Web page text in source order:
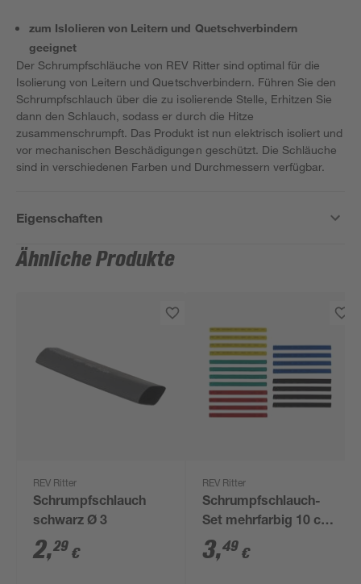
zum Islolieren von Leitern und Quetschverbindern
geeignet
Der Schrumpfschläuche von REV Ritter sind optimal für die
Isolierung von Leitern und Quetschverbindern. Führen Sie den
Schrumpfschlauch über die zu isolierende Stelle, Erhitzen Sie
dann den Schlauch, sodass er durch die Hitze
zusammenschrumpft. Das Produkt ist nun elektrisch isoliert und
vor mechanischen Beschädigungen geschützt. Die Schläuche
sind in verschiedenen Farben und Durchmessern verfügbar.
Eigenschaften
Ähnliche Produkte
REV Ritter
Schrumpfschlauch
schwarz Ø 3
2,29 €
REV Ritter
Schrumpfschlauch-
Set mehrfarbig 10 cm
20 Stück
3,49 €